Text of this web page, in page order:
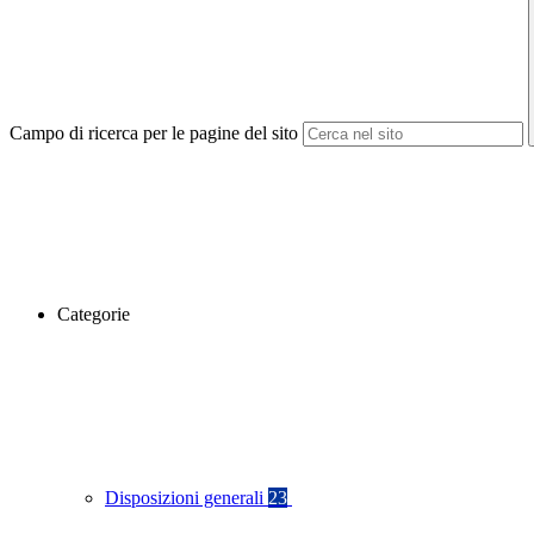
Campo di ricerca per le pagine del sito
Categorie
Disposizioni generali 23